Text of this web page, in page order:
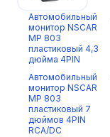
Автомобильный
монитор NSCAR
МР 803
пластиковый 4,3
дюйма 4PIN
Автомобильный
монитор NSCAR
МР 803
пластиковый 7
дюймов 4PIN
RCA/DC